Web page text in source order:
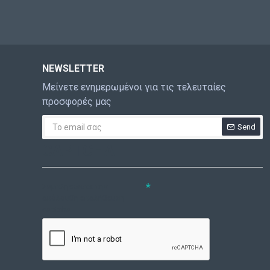
NEWSLETTER
Μείνετε ενημερωμένοι για τις τελευταίες
προσφορές μας
Send